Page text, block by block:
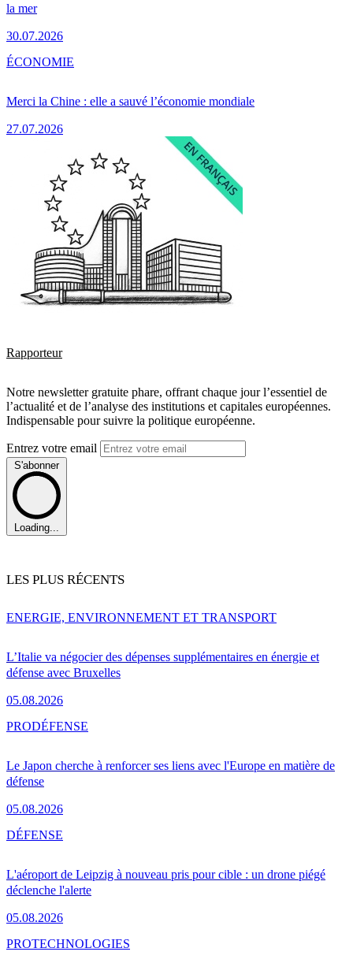
la mer
30.07.2026
Merci la Chine : elle a sauvé l’économie mondiale
27.07.2026
ÉCONOMIE
Rapporteur
Notre newsletter gratuite phare, offrant chaque jour l’essentiel de
l’actualité et de l’analyse des institutions et capitales européennes.
Indispensable pour suivre la politique européenne.
Entrez votre email
S'abonner
Loading...
LES PLUS RÉCENTS
L’Italie va négocier des dépenses supplémentaires en énergie et
défense avec Bruxelles
05.08.2026
ENERGIE, ENVIRONNEMENT ET TRANSPORT
Le Japon cherche à renforcer ses liens avec l'Europe en matière de
défense
05.08.2026
PRODÉFENSE
L'aéroport de Leipzig à nouveau pris pour cible : un drone piégé
déclenche l'alerte
05.08.2026
DÉFENSE
PROTECHNOLOGIES